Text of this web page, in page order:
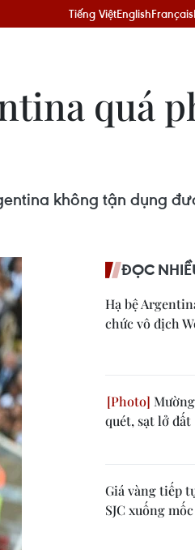
Tiếng ViệtEnglishFrançais
quá
không tận dụng
ĐỌC
Hạ bệ
chức vô địch
quét, sạt lở đất
Giá vàng tiếp
SJC xuống